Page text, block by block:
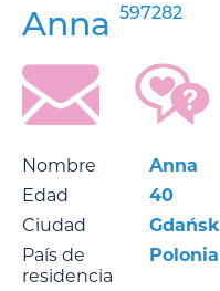
Anna 597282
Nombre
Anna
Edad
40
Ciudad
Gdańsk
País de
residencia
Polonia